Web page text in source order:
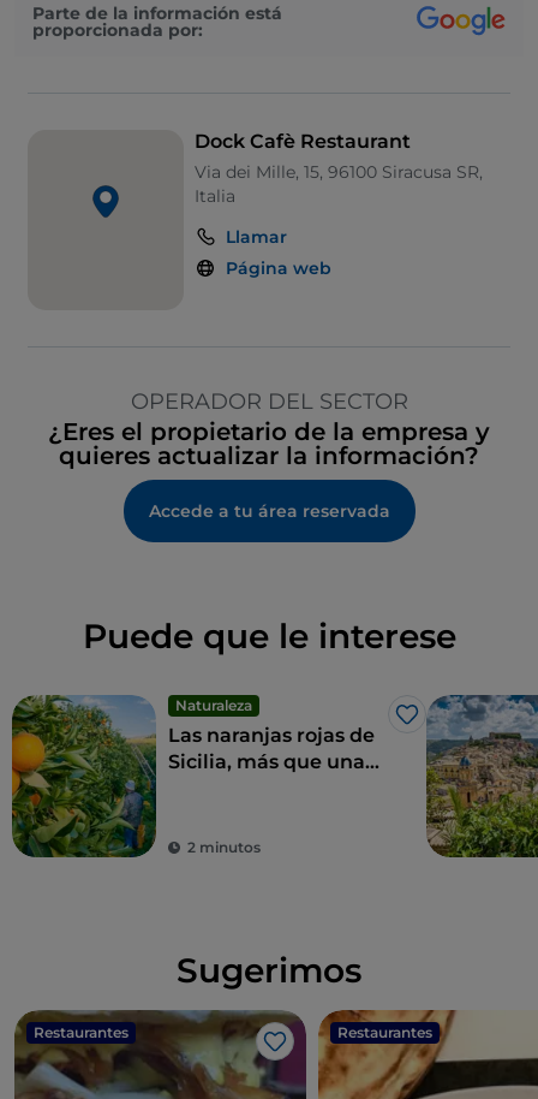
Parte de la información está
proporcionada por:
Dock Cafè Restaurant
Via dei Mille, 15, 96100 Siracusa SR,
Italia
Llamar
Página web
OPERADOR DEL SECTOR
¿Eres el propietario de la empresa y
quieres actualizar la información?
Accede a tu área reservada
Puede que le interese
Naturaleza
Me gusta
Las naranjas rojas de
Sicilia, más que una
2 minutos
Sugerimos
Restaurantes
Me gusta
Restaurantes